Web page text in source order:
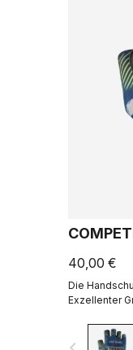
40,00 €
Die
Exzellenter